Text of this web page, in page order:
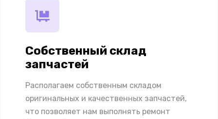
Собственный склад
запчастей
Располагаем собственным складом
оригинальных и качественных запчастей,
что позволяет нам выполнять ремонт